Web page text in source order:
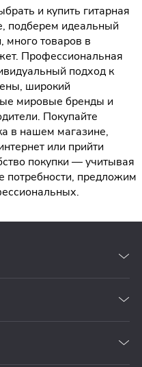
и купить гитарная
подберем идеальный
много товаров в
Профессиональная
подход к
широкий
мировые бренды и
Покупайте
в нашем магазине,
или прийти
покупки — учитывая
предложим